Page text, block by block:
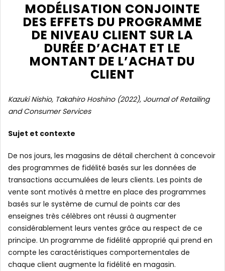
MODÉLISATION CONJOINTE
DES EFFETS DU PROGRAMME
DE NIVEAU CLIENT SUR LA
DURÉE D’ACHAT ET LE
MONTANT DE L’ACHAT DU
CLIENT
Kazuki Nishio, Takahiro Hoshino (2022), Journal of Retailing
and Consumer Services
Sujet et contexte
De nos jours, les magasins de détail cherchent à concevoir
des programmes de fidélité basés sur les données de
transactions accumulées de leurs clients. Les points de
vente sont motivés à mettre en place des programmes
basés sur le système de cumul de points car des
enseignes très célèbres ont réussi à augmenter
considérablement leurs ventes grâce au respect de ce
principe. Un programme de fidélité approprié qui prend en
compte les caractéristiques comportementales de
chaque client augmente la fidélité en magasin.